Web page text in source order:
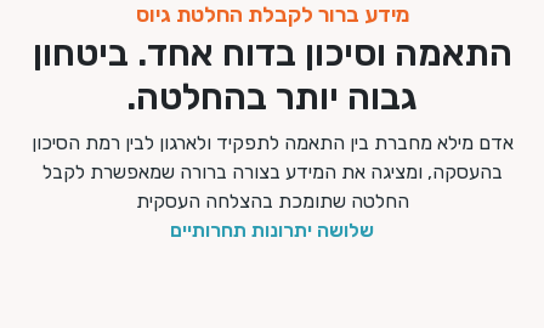
מידע ברור לקבלת החלטת גיוס
התאמה וסיכון בדוח אחד. ביטחון
גבוה יותר בהחלטה.
אדם מילא מחברת בין התאמה לתפקיד ולארגון לבין רמת הסיכון
בהעסקה, ומציגה את המידע בצורה ברורה שמאפשרת לקבל
החלטה שתומכת בהצלחה העסקית
שלושה יתרונות תחרותיים